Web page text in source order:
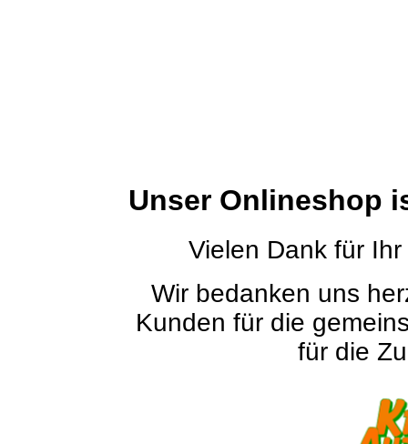
Unser Onlineshop
Vielen Dank für
Wir bedanken uns
Kunden für die
für die